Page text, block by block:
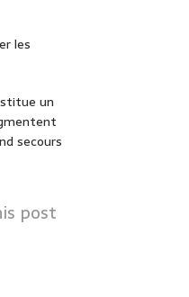
les
un
secours
post